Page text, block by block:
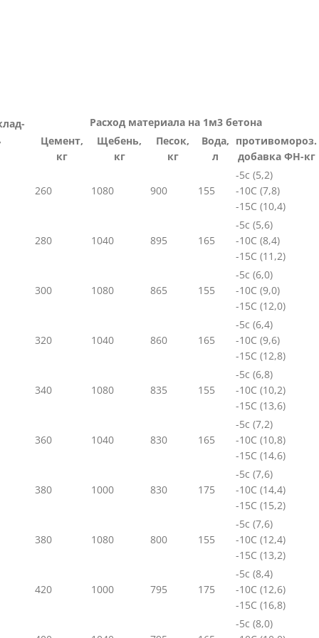
Расход материала на 1м3 бетона
Цемент,
кг
Щебень,
кг
Песок,
кг
Вода,
л
противомороз.
добавка ФН-кг
260 1080 900 155
-5с (5,2)
-10С (7,8)
-15С (10,4)
280 1040 895 165
-5с (5,6)
-10С (8,4)
-15С (11,2)
300 1080 865 155
-5с (6,0)
-10С (9,0)
-15С (12,0)
320 1040 860 165
-5с (6,4)
-10С (9,6)
-15С (12,8)
340 1080 835 155
-5с (6,8)
-10С (10,2)
-15С (13,6)
360 1040 830 165
-5с (7,2)
-10С (10,8)
-15С (14,6)
380 1000 830 175
-5с (7,6)
-10С (14,4)
-15С (15,2)
380 1080 800 155
-5с (7,6)
-10С (12,4)
-15С (13,2)
420 1000 795 175
-5с (8,4)
-10С (12,6)
-15С (16,8)
-5с (8,0)